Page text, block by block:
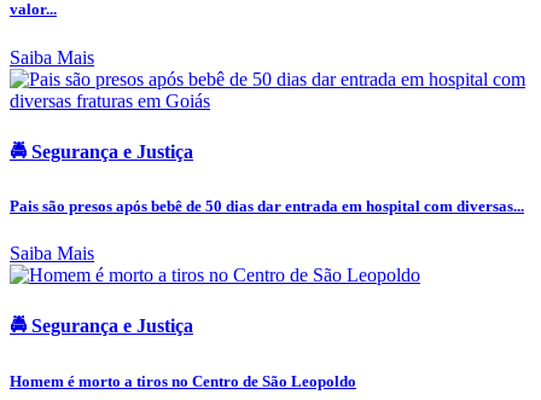
valor...
Saiba Mais
🚔 Segurança e Justiça
Pais são presos após bebê de 50 dias dar entrada em hospital com diversas...
Saiba Mais
🚔 Segurança e Justiça
Homem é morto a tiros no Centro de São Leopoldo